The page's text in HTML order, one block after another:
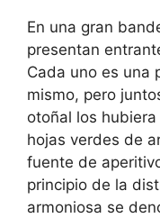
En una gran
presentan
Cada uno es una
mismo, pero
otoñal los
hojas verdes de
fuente de
principio de la
armoniosa se